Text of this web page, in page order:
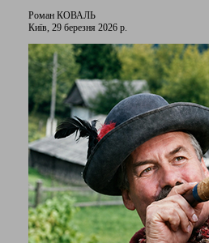
Роман КОВАЛЬ
Київ, 29 березня 2026 р.